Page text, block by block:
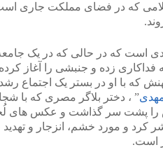
که در فضای مملکت جاری است،
است که در حالی که در یک
زده و جنبشی را آغاز کرده
که با او در بستر یک اجتماع
” ، دختر بلاگر مصری که با
را پشت سر گذاشت و عکس های
کرد و مورد خشم، انزجار و
است.